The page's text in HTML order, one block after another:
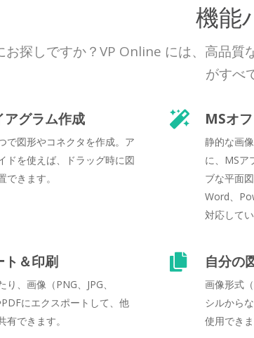
機能
お探しですか？VP Online には、高品
がすべ
アグラム作成
で図形やコネクタを作成。ア
ドを使えば、ドラッグ時に図
できます。
MSオ
静的な画
に、MSア
ブな平面
Word、
対応してい
ト＆印刷
り、画像（PNG、JPG、
PDFにエクスポートして、他
有できます。
自分の
画像形式
シルから
使用できま